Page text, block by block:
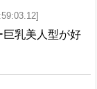
乳美人型が好